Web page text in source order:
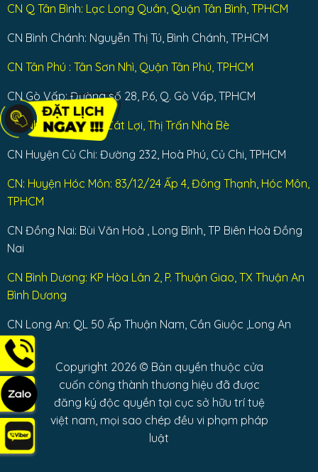
CN Q Tân Bình: Lạc Long Quân, Quận Tân Bình, TPHCM
CN Bình Chánh: Nguyễn Thị Tú, Bình Chánh, TP.HCM
CN Tân Phú : Tân Sơn Nhì, Quận Tân Phú, TPHCM
CN Gò Vấp: Đường số 28, P.6, Q. Gò Vấp, TPHCM
CN Nhà Bè: Dương Cát Lợi, Thị Trấn Nhà Bè
CN Huyện Củ Chi: Đường 232, Hoà Phú, Củ Chi, TPHCM
CN: Huyện Hóc Môn: 83/12/24 Ấp 4, Đông Thạnh, Hóc Môn,
TPHCM
CN Đồng Nai: Bùi Văn Hoà , Long Bình, TP Biên Hoà Đồng
Nai
CN Bình Dương: KP Hòa Lân 2, P. Thuận Giao, TX Thuận An
Bình Dương
CN Long An: QL 50 Ấp Thuận Nam, Cần Giuộc ,Long An
Copyright 2026 © Bản quyền thuộc cửa
cuốn công thành thương hiệu đã được
đăng ký độc quyền tại cục sở hữu trí tuệ
việt nam, mọi sao chép đều vi phạm pháp
luật